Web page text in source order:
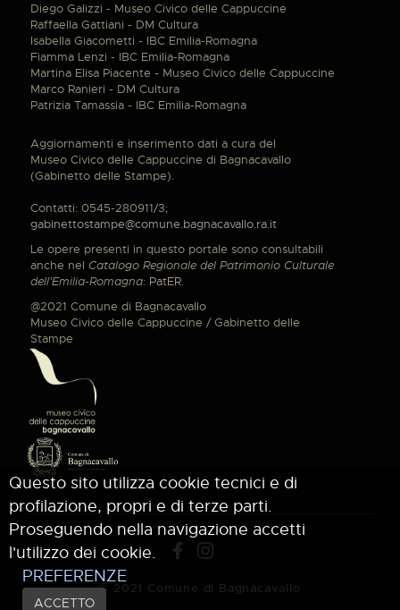
Diego Galizzi - Museo Civico delle Cappuccine
Raffaella Gattiani - DM Cultura
Isabella Giacometti - IBC Emilia-Romagna
Fiamma Lenzi - IBC Emilia-Romagna
Martina Elisa Piacente - Museo Civico delle Cappuccine
Marco Ranieri - DM Cultura
Patrizia Tamassia - IBC Emilia-Romagna
Aggiornamenti e inserimento dati a cura del
Museo Civico delle Cappuccine di Bagnacavallo
(Gabinetto delle Stampe).
Contatti: 0545-280911/3;
gabinettostampe@comune.bagnacavallo.ra.it
Le opere presenti in questo portale sono consultabili
anche nel Catalogo Regionale del Patrimonio Culturale
dell'Emilia-Romagna: PatER.
@2021 Comune di Bagnacavallo
Museo Civico delle Cappuccine / Gabinetto delle
Stampe
© 2021 Comune di Bagnacavallo
Questo sito utilizza cookie tecnici e di
profilazione, propri e di terze parti.
Proseguendo nella navigazione accetti
l'utilizzo dei cookie.
PREFERENZE
ACCETTO